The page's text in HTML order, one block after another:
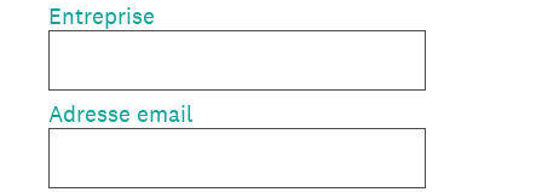
Entreprise
Adresse email